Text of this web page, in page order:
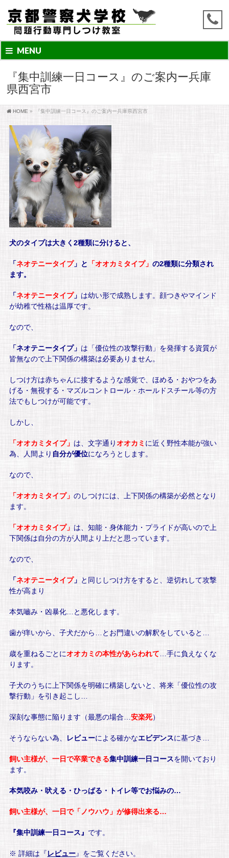
MENU
『集中訓練一日コース』のご案内ー兵庫
県西宮市
HOME » 『集中訓練一日コース』のご案内ー兵庫県西宮市
犬のタイプは大きく2種類に分けると、
「ネオテニータイプ」と 「オオカミタイプ」の2種類に分類され
ます。
「ネオテニータイプ」 は幼い形で成熟します。顔つきやマインド
が幼稚で性格は温厚です。
なので、
「ネオテニータイプ」 は「優位性の攻撃行動」を発揮する資質が
皆無なので上下関係の構築は必要ありません。
しつけ方は赤ちゃんに接するような感覚で、ほめる・おやつをあ
げる・無視する・マズルコントロール・ホールドスチール等の方
法でもしつけが可能です。
しかし、
「オオカミタイプ」 は、文字通りオオカミ に近く野性本能が強い
為、人間より 自分が優位になろうとします。
なので、
「オオカミタイプ」のしつけには、上下関係の構築が必然となり
ます。
「オオカミタイプ」 は、知能・身体能力・プライドが高いので上
下関係は自分の方が人間より上だと思っています。
なので、
「ネオテニータイプ」 と同じしつけ方をすると、逆切れして攻撃
性が高まり
本気嚙み・凶暴化…と悪化します。
歯が痒いから、子犬だから…とお門違いの解釈をしていると…
歳を重ねるごとにオオカミの本性があらわれて …手に負えなくな
ります。
子犬のうちに上下関係を明確に構築しないと、将来「優位性の攻
撃行動」を引き起こし…
深刻な事態に陥ります（最悪の場合…安楽死）
そうならない為、 レビューによる確かなエビデンスに基づき…
飼い主様が、一日で卒業できる集中訓練一日コースを開いており
ます。
本気咬み・吠える・ひっぱる・トイレ等でお悩みの…
飼い主様が、一日で「ノウハウ」が修得出来る…
『集中訓練一日コース』 です。
※ 詳細は『レビュー』をご覧ください。